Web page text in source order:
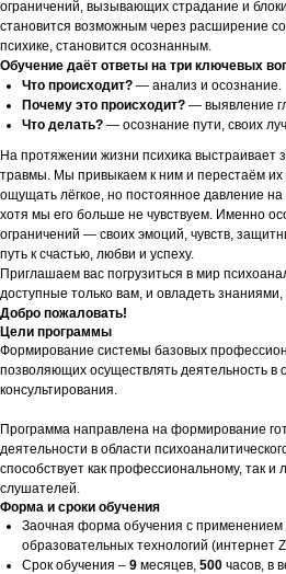
ограничений, вызывающих страдание и
становится возможным через расширение
психике, становится осознанным.
Обучение даёт ответы на три ключевых
Что происходит? — анализ и осознание.
Почему это происходит? — выявление
Что делать? — осознание пути, своих
На протяжении жизни психика выстраивает
травмы. Мы привыкаем к ним и перестаём
ощущать лёгкое, но постоянное давление на
хотя мы его больше не чувствуем. Именно
ограничений — своих эмоций, чувств,
путь к счастью, любви и успеху.
Приглашаем вас погрузиться в мир
доступные только вам, и овладеть
Добро пожаловать!
Цели программы
Формирование системы базовых
позволяющих осуществлять деятельность в
консультирования.
Программа направлена на формирование
деятельности в области
способствует как профессиональному, так и
слушателей.
Форма и сроки обучения
Заочная форма обучения с
образовательных технологий (интернет
Срок обучения – 9 месяцев, 500 часов, в